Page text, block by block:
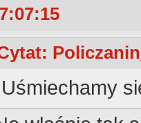
Uśmiechamy